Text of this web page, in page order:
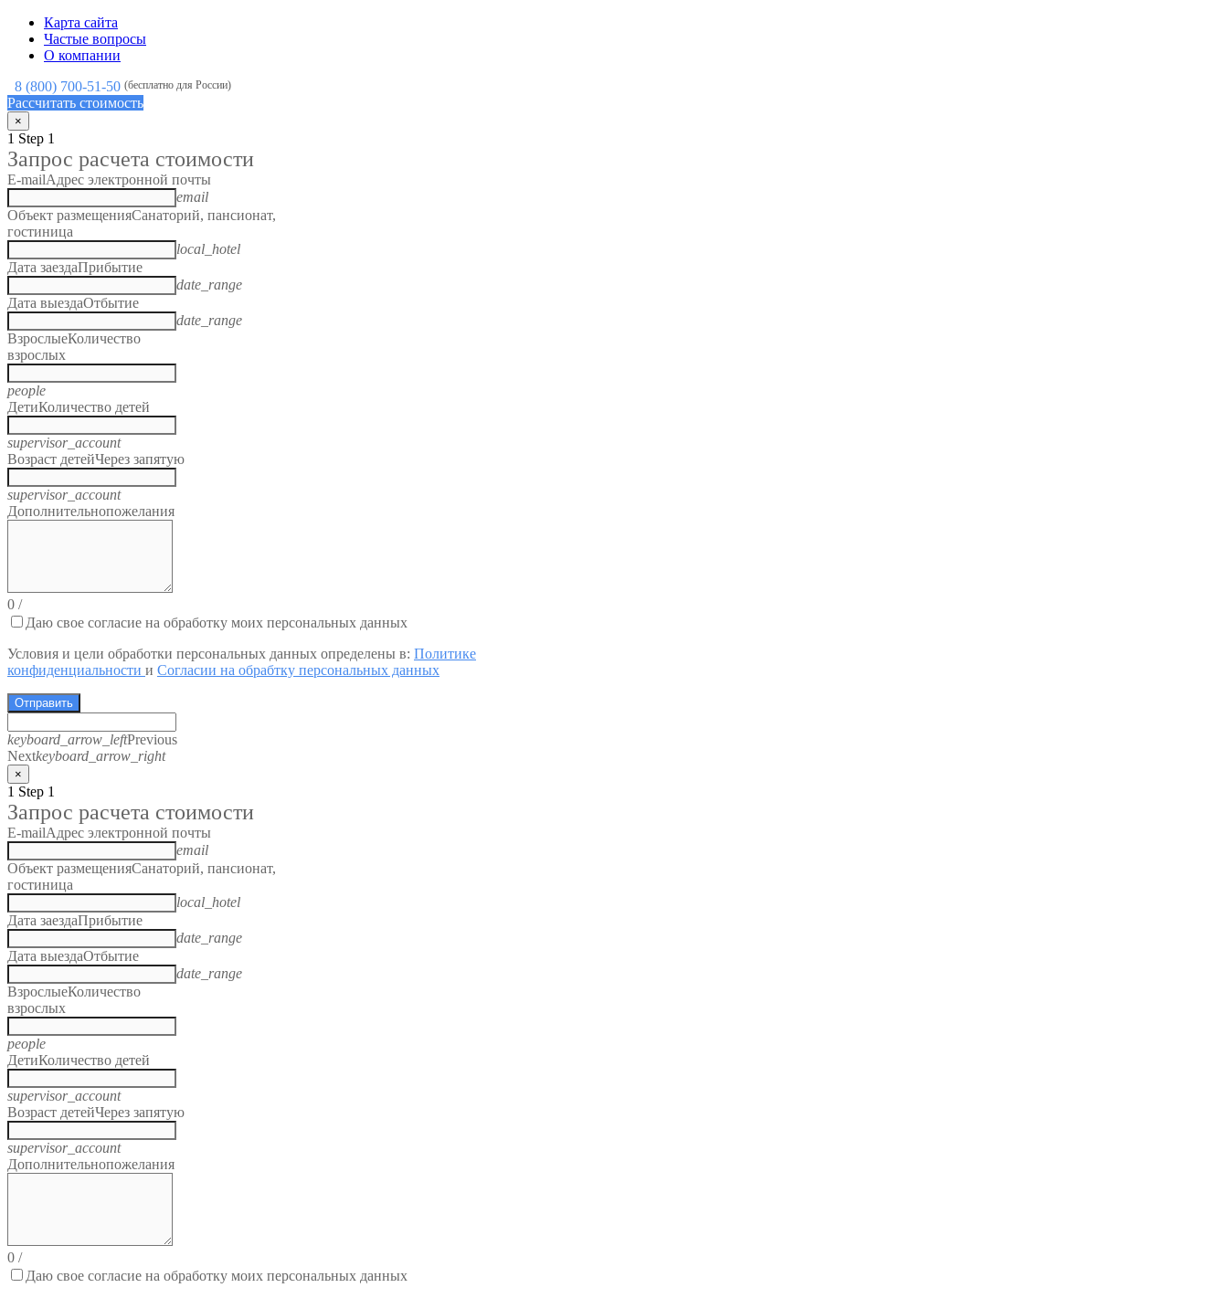
Карта сайта
Частые вопросы
О компании
8 (800) 700-51-50 (бесплатно для России)
Рассчитать стоимость
×
1 Step 1
Запрос расчета стоимости
E-mailАдрес электронной почты
email
Объект размещенияСанаторий, пансионат,
гостиница
local_hotel
Дата заездаПрибытие
date_range
Дата выездаОтбытие
date_range
ВзрослыеКоличество
взрослых
people
ДетиКоличество детей
supervisor_account
Возраст детейЧерез запятую
supervisor_account
Дополнительнопожелания
0 /
Даю свое согласие на обработку моих персональных данных
Условия и цели обработки персональных данных определены в: Политике
конфиденциальности и Согласии на обрабтку персональных данных
Отправить
keyboard_arrow_leftPrevious
Nextkeyboard_arrow_right
×
1 Step 1
Запрос расчета стоимости
E-mailАдрес электронной почты
email
Объект размещенияСанаторий, пансионат,
гостиница
local_hotel
Дата заездаПрибытие
date_range
Дата выездаОтбытие
date_range
ВзрослыеКоличество
взрослых
people
ДетиКоличество детей
supervisor_account
Возраст детейЧерез запятую
supervisor_account
Дополнительнопожелания
0 /
Даю свое согласие на обработку моих персональных данных